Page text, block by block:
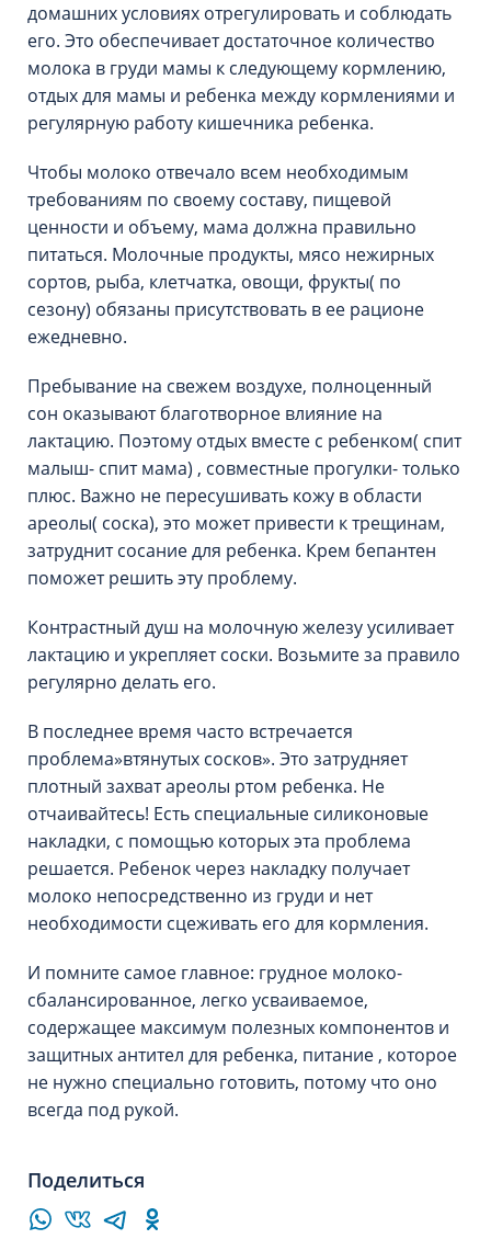
домашних условиях отрегулировать и соблюдать
его. Это обеспечивает достаточное количество
молока в груди мамы к следующему кормлению,
отдых для мамы и ребенка между кормлениями и
регулярную работу кишечника ребенка.
Чтобы молоко отвечало всем необходимым
требованиям по своему составу, пищевой
ценности и объему, мама должна правильно
питаться. Молочные продукты, мясо нежирных
сортов, рыба, клетчатка, овощи, фрукты( по
сезону) обязаны присутствовать в ее рационе
ежедневно.
Пребывание на свежем воздухе, полноценный
сон оказывают благотворное влияние на
лактацию. Поэтому отдых вместе с ребенком( спит
малыш- спит мама) , совместные прогулки- только
плюс. Важно не пересушивать кожу в области
ареолы( соска), это может привести к трещинам,
затруднит сосание для ребенка. Крем бепантен
поможет решить эту проблему.
Контрастный душ на молочную железу усиливает
лактацию и укрепляет соски. Возьмите за правило
регулярно делать его.
В последнее время часто встречается
проблема»втянутых сосков». Это затрудняет
плотный захват ареолы ртом ребенка. Не
отчаивайтесь! Есть специальные силиконовые
накладки, с помощью которых эта проблема
решается. Ребенок через накладку получает
молоко непосредственно из груди и нет
необходимости сцеживать его для кормления.
И помните самое главное: грудное молоко-
сбалансированное, легко усваиваемое,
содержащее максимум полезных компонентов и
защитных антител для ребенка, питание , которое
не нужно специально готовить, потому что оно
всегда под рукой.
Поделиться